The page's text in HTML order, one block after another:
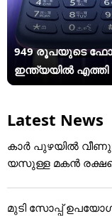
949 രൂപയുടെ
ഇന്ത്യയിൽ എത്തി
Latest News
കാർ പുഴയിൽ വീണു:
യസുള്ള മകൻ
മുടി സോപ്പ്